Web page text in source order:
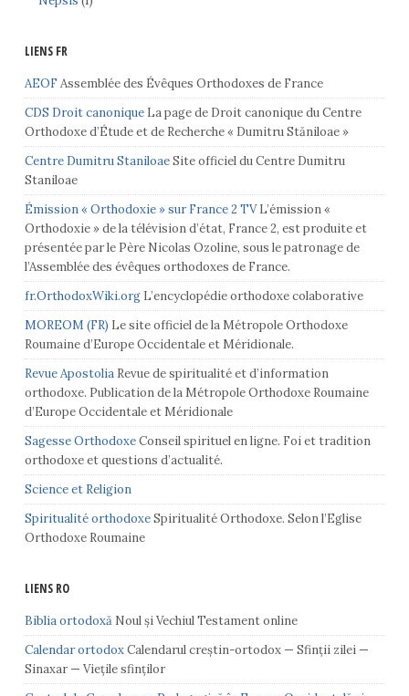
LIENS FR
AEOF Assemblée des Évêques Orthodoxes de France
CDS Droit canoniqueLa page de Droit canonique du Centre
Orthodoxe d’Étude et de Recherche « Dumitru Stăniloae »
Centre Dumitru StaniloaeSite officiel du Centre Dumitru
Staniloae
Émission « Orthodoxie » sur France 2 TVL’émission «
Orthodoxie » de la télévision d’état, France 2, est produite et
présentée par le Père Nicolas Ozoline, sous le patronage de
l’Assemblée des évêques orthodoxes de France.
fr.OrthodoxWiki.orgL’encyclopédie orthodoxe colaborative
MOREOM (FR) Le site officiel de la Métropole Orthodoxe
Roumaine d’Europe Occidentale et Méridionale.
Revue ApostoliaRevue de spiritualité et d’information
orthodoxe. Publication de la Métropole Orthodoxe Roumaine
d’Europe Occidentale et Méridionale
Sagesse OrthodoxeConseil spirituel en ligne. Foi et tradition
orthodoxe et questions d’actualité.
Science et Religion
Spiritualité orthodoxeSpiritualité Orthodoxe. Selon l’Eglise
Orthodoxe Roumaine
LIENS RO
Biblia ortodoxăNoul și Vechiul Testament online
Calendar ortodoxCalendarul creștin-ortodox — Sfinții zilei —
Sinaxar — Viețile sfinților